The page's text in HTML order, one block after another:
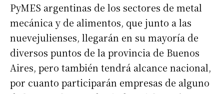
PyMES argentinas de los sectores de metal
mecánica y de alimentos, que junto a las
nuevejulienses, llegarán en su mayoría de
diversos puntos de la provincia de Buenos
Aires, pero también tendrá alcance nacional,
por cuanto participarán empresas de alguno